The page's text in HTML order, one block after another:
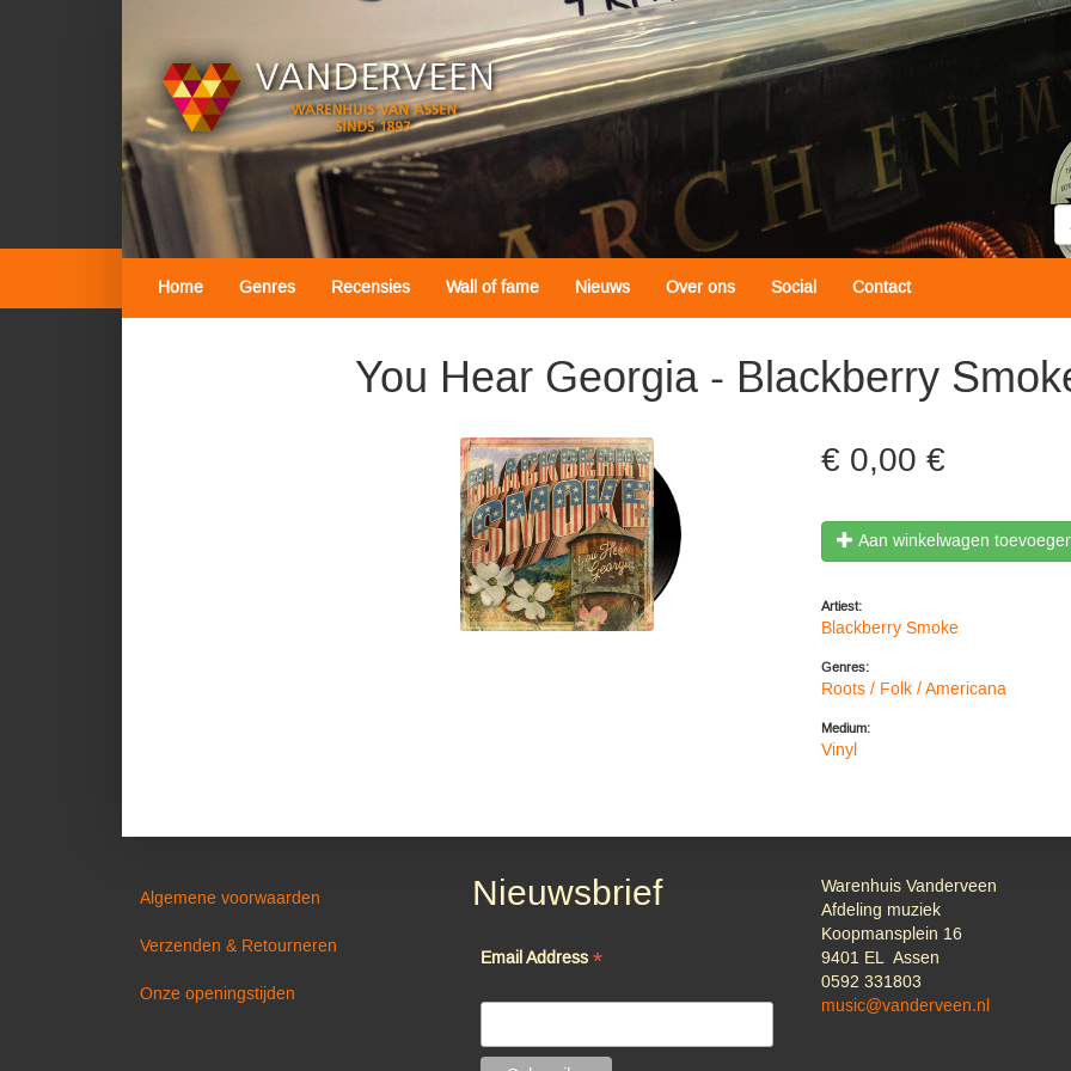
Home
Genres Recensies Wall of fame Nieuws Over ons Social Contact
You Hear Georgia - Blackberry
0,00 €
Aan winkelwagen
Artiest:
Blackberry Smoke
Genres:
Roots / Folk / Americana
Medium:
Vinyl
Algemene voorwaarden
Verzenden & Retourneren
Onze openingstijden
Nieuwsbrief
Email Address*
Warenhuis Vanderveen
Afdeling muziek
Koopmansplein 16
9401 EL Assen
0592 331803
music@vanderveen.nl